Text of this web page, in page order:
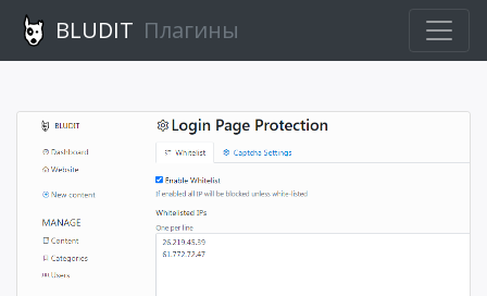
BLUDIT Плагины